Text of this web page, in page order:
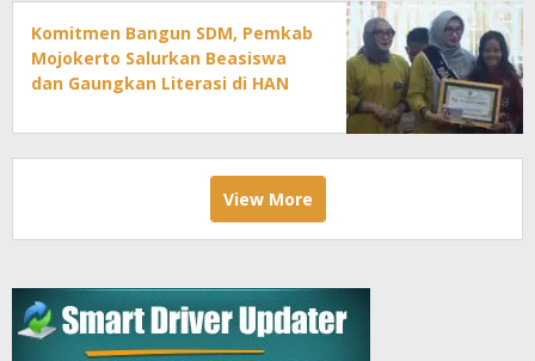
Komitmen Bangun SDM, Pemkab
Mojokerto Salurkan Beasiswa
dan Gaungkan Literasi di HAN
View More